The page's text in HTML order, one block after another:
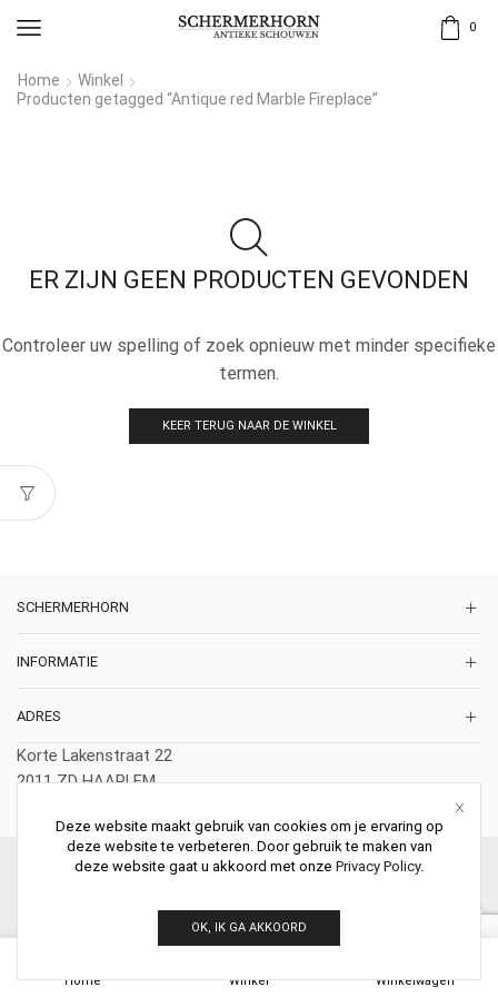
0
Home
Winkel
Producten getagged “Antique red Marble Fireplace”
ER ZIJN GEEN PRODUCTEN GEVONDEN
Controleer uw spelling of zoek opnieuw met minder specifieke
termen.
KEER TERUG NAAR DE WINKEL
SCHERMERHORN
INFORMATIE
ADRES
Korte Lakenstraat 22
2011 ZD HAARLEM
© 2026 Schermerhorn Antieke Schouwen. All Rights Reserved.
Home Winkel Winkelwagen
Deze website maakt gebruik van cookies om je ervaring op
deze website te verbeteren. Door gebruik te maken van
deze website gaat u akkoord met onze Privacy Policy.
OK, IK GA AKKOORD